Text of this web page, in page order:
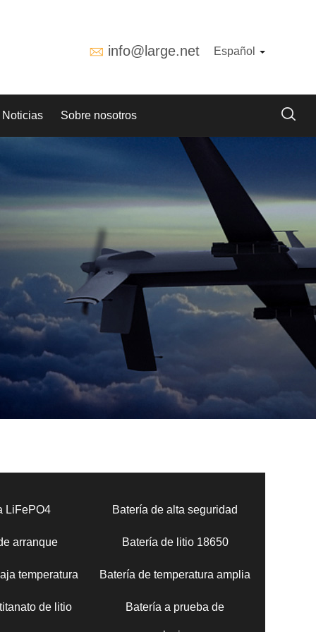
info@large.net Español
Noticias Sobre nosotros
LiFePO4 Batería de alta seguridad
arranque Batería de litio 18650
temperatura Batería de temperatura amplia
de litio Batería a prueba de